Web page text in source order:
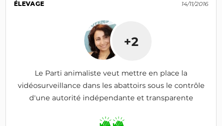
ÉLEVAGE 14/11/2016
+2
Le Parti animaliste veut mettre en place la
vidéosurveillance dans les abattoirs sous le contrôle
d'une autorité indépendante et transparente